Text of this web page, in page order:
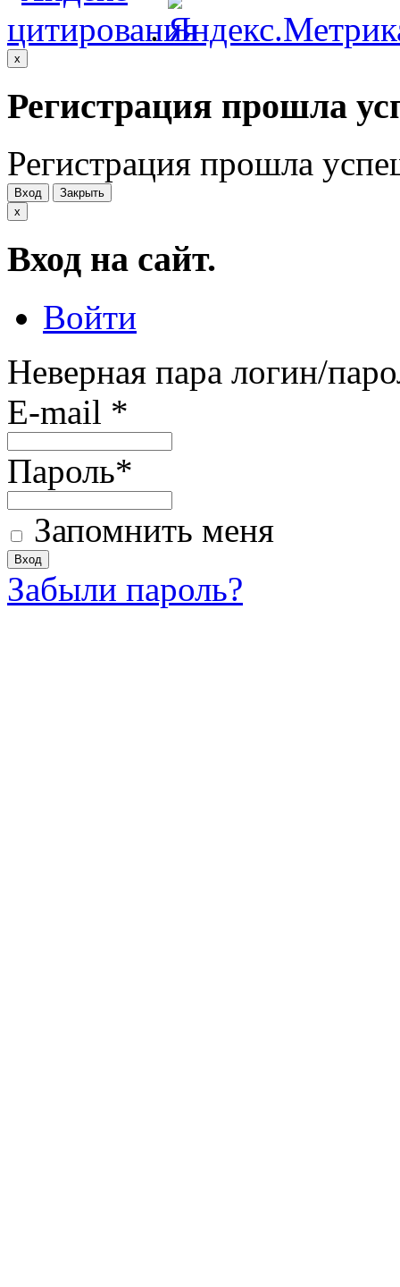
.
x
Регистрация прошла
Регистрация прошла
Вход
Закрыть
x
Вход на сайт.
Войти
Неверная пара логин/
E-mail *
Пароль*
Запомнить меня
Забыли пароль?